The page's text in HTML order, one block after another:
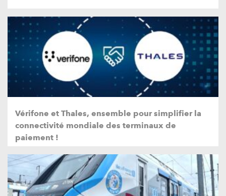
Vérifone et Thales, ensemble pour simplifier la
connectivité mondiale des terminaux de
paiement !